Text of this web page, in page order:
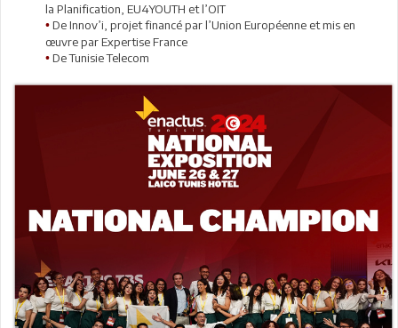
la Planification, EU4YOUTH et l’OIT
• De Innov’i, projet financé par l’Union Européenne et mis en
œuvre par Expertise France
• De Tunisie Telecom